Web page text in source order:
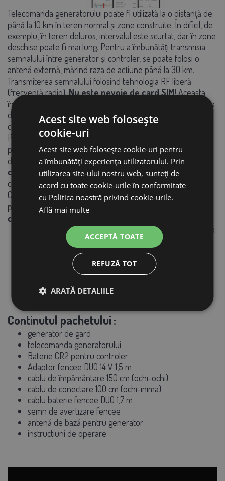
Telecomanda generatorului poate fi utilizată la o distanță de
până la 10 km în teren normal și zone construite. În dificil, de
exemplu, în teren deluros, intervalul este scurtat, dar în zone
deschise poate fi mai lung. Pentru a îmbunătăți transmisia
semnalului între generator și controler, se poate folosi o
antenă externă, mărind raza de acțiune până la 30 km.
Transmiterea semnalului folosind tehnologia RF liberă
(frecvență radio).Nu este nevoie de card SIM!Aceasta
înseamnă că nu există costuri suplimentare pentru operarea
dispozitivului. După conectarea la fencee Cloud, puteți
controla generatoarele de aproape oriunde în lume.
Puteți folosi generatoare oriunde pe pășune. Daca ai o
problema la gard nu mai trebuie sa mergi la sursa. Utilizați
doar
telecomanda sau telefonul mobildacăsunt
controlate printr-o aplicație mobilă .Puteți opri în mod
convenabil dispozitivul, remediați problema și reporniți-l.
Chiar și controlul gardurilor de la distanță nu este o
problemă. Petelecomandă sau în aplicație, veți vedea
că:
scăderea tensiunii pe gardsub valoarea setată, de ex.
linia electrică a fost tăiată, o ramură a căzut pe fire sau
iarba este înaltă,
tensiunea bateriei a scăzut sub 12 V,
semnalul este pierdut, de ex. prin deconectarea
generatorului, deteriorarea antenei sau din alte
motive.
Continutul pachetului:
generator de gard
telecomanda generatorului
Baterie CR2 pentru controler
Adaptor fencee DUO 14 V 1,5 m
cablu de împământare 150 cm (ochi-ochi)
cablu de conectare 100 cm (ochi-inima)
cablu baterie fencee DUO 1,7 m
semn de avertizare fencee
antenă de bază pentru generator
instructiuni de operare
Acest site web folosește
cookie-uri
Acest site web folosește cookie-uri pentru
a îmbunătăți experiența utilizatorului. Prin
utilizarea site-ului nostru web, sunteți de
acord cu toate cookie-urile în conformitate
cu Politica noastră privind cookie-urile.
Află mai multe
ACCEPTĂ TOATE
REFUZĂ TOT
ARATĂ DETALIILE